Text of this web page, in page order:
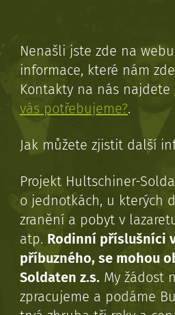
Nenašli jste zde na
informace, které nám
Kontakty na nás najdete
vás potřebujeme?.
Jak můžete zjistit další
Projekt Hultschiner-
o jednotkách, u kterých
zranění a pobyt v
atp. Rodinní příslušníci
příbuzného, se mohou
Soldaten z.s. My žádost
zpracujeme a podáme